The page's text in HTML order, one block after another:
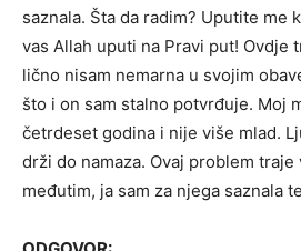
saznala. Šta da radim? Uputite me
vas Allah uputi na Pravi put! Ovdje
lično nisam nemarna u svojim
što i on sam stalno potvrđuje. Moj
četrdeset godina i nije više mlad.
drži do namaza. Ovaj problem
međutim, ja sam za njega saznala